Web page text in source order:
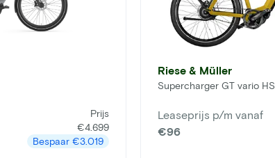
Prijs
€4.699
Bespaar €3.019
Riese & Müller
Supercharger GT vario HS
Leaseprijs p/m vanaf
€96